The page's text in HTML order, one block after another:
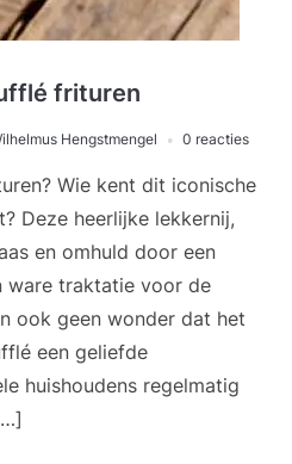
frituren
Hengstmengel 0 reacties
Wie kent dit iconische
Deze heerlijke lekkernij,
en omhuld door een
ware traktatie voor de
ook geen wonder dat het
een geliefde
huishoudens regelmatig